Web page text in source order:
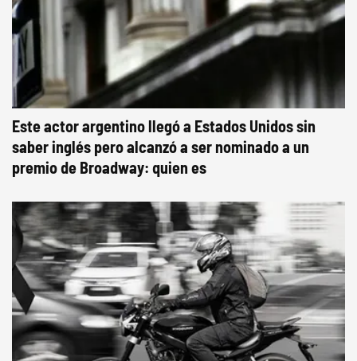
Este actor argentino llegó a Estados Unidos sin
saber inglés pero alcanzó a ser nominado a un
premio de Broadway: quien es